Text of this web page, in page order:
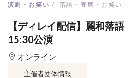
演劇・お笑い 落語・寄席・お笑い
【ディレイ配信】麗和落
15:30公演
オンライン
主催者団体情報